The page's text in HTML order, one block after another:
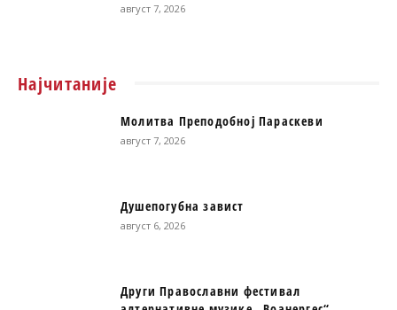
август 7, 2026
Најчитаније
Молитва Преподобној Параскеви
август 7, 2026
Душепогубна завист
август 6, 2026
Други Православни фестивал